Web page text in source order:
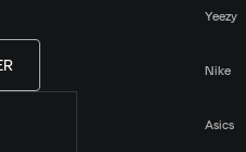
Yeezy
Nike
Asics